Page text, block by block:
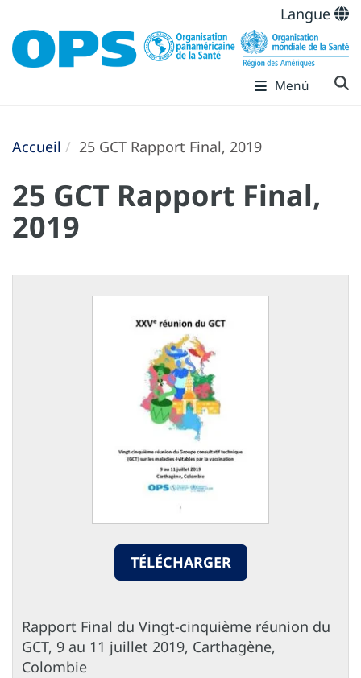
Langue
Menú
Accueil 25 GCT Rapport Final, 2019
25 GCT Rapport Final,
2019
TÉLÉCHARGER
Rapport Final du Vingt-cinquième réunion du
GCT, 9 au 11 juillet 2019, Carthagène,
Colombie